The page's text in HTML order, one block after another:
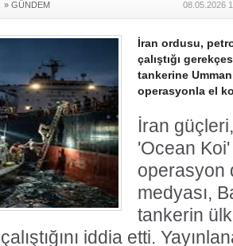
» GÜNDEM 08.05.2026
İran ordusu,
çalıştığı
tankerine
operasyonla el
İran
'Ocean
operasyon
medyası,
tankerin
iddia etti.